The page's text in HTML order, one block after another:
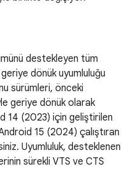
destekleyen tüm
dönük uyumluluğu
sürümleri, önceki
geriye dönük olarak
14 (2023) için geliştirilen
15 (2024) çalıştıran
Uyumluluk, desteklenen
sürekli VTS ve CTS